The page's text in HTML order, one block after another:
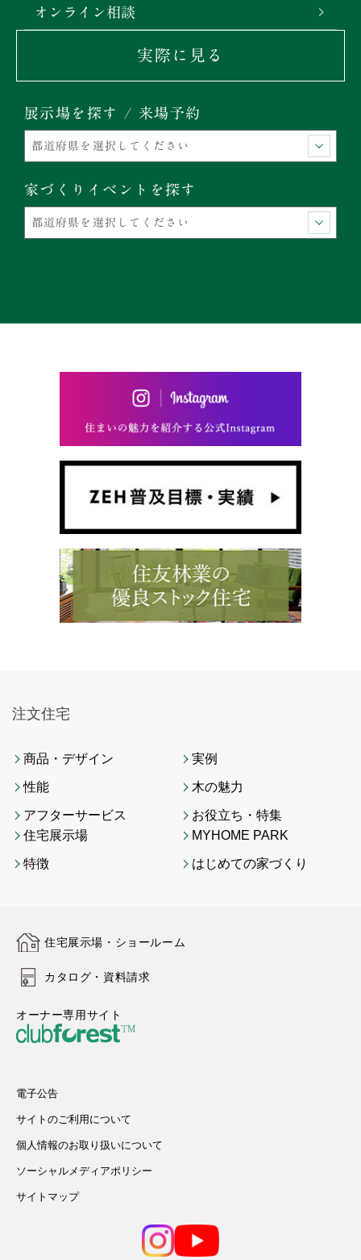
オンライン相談
実際に見る
展示場を探す / 来場予約
家づくりイベントを探す
注文住宅
商品・デザイン
性能
アフターサービス
実例
木の魅力
お役立ち・特集
住宅展示場
特徴
MYHOME PARK
はじめての家づくり
住宅展示場・ショールーム
カタログ・資料請求
オーナー専用サイト
電子公告
サイトのご利用について
個人情報のお取り扱いについて
ソーシャルメディアポリシー
サイトマップ